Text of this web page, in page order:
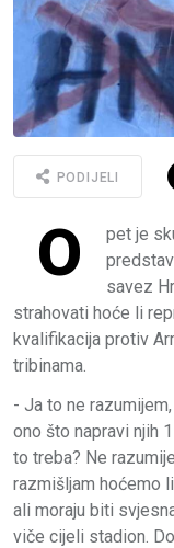
PODIJELI
O
pet je
savez
strahovati hoće li
kvalifikacija protiv
tribinama.
- Ja to ne
ono što napravi njih
to treba? Ne
razmišljam hoćemo
ali moraju biti
viče cijeli stadion.